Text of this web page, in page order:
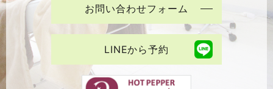
お問い合わせフォーム
LINEから予約